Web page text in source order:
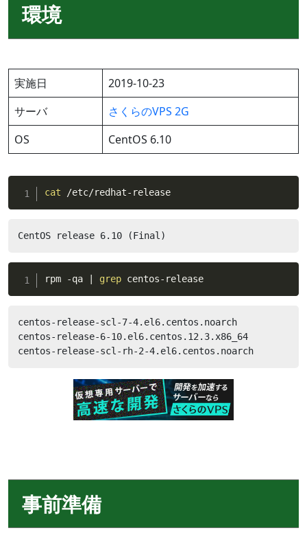
環境
実施日
2019-10-23
サーバ
さくらのVPS 2G
OS
CentOS 6.10
cat /etc/redhat-release
CentOS release 6.10 (Final)
rpm -qa grep centos-release
centos-release-scl-7-4.el6.centos.noarch
centos-release-6-10.el6.centos.12.3.x86_64
centos-release-scl-rh-2-4.el6.centos.noarch
事前準備